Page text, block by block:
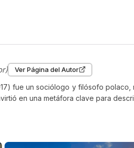
Ver Página del Autor
fue un sociólogo y filósofo
en una metáfora clave para